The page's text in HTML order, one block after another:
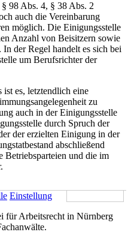
98 Abs. 4, § 38 Abs. 2
auch die Vereinbarung
möglich. Die Einigungsstelle
Anzahl von Beisitzern sowie
der Regel handelt es sich bei
um Berufsrichter der
ist es, letztendlich eine
zu
auch in der Einigungsstelle
durch Spruch der
der erzielten Einigung in der
abschließend
Betriebsparteien und die im
Einstellung
Arbeitsrecht in Nürnberg